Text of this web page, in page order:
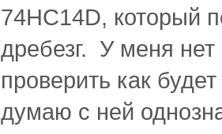
74HC14D, который
дребезг. У меня
проверить как
думаю с ней